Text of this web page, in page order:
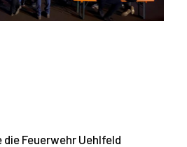
Feuerwehr Uehlfeld